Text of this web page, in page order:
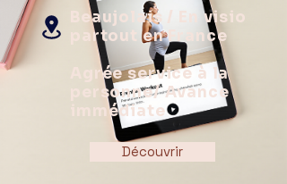
Beaujolais / En visio
partout en France
Agrée service à la
personne/ Avance
immédiate
Découvrir